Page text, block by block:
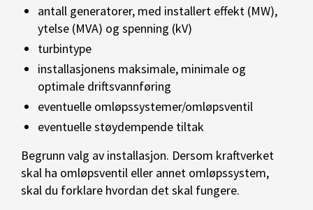
antall generatorer, med installert effekt (MW),
ytelse (MVA) og spenning (kV)
turbintype
installasjonens maksimale, minimale og
optimale driftsvannføring
eventuelle omløpssystemer/omløpsventil
eventuelle støydempende tiltak
Begrunn valg av installasjon. Dersom kraftverket
skal ha omløpsventil eller annet omløpssystem,
skal du forklare hvordan det skal fungere.